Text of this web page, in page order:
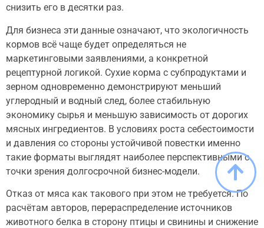
снизить его в десятки раз.
Для бизнеса эти данные означают, что экологичность
кормов всё чаще будет определяться не
маркетинговыми заявлениями, а конкретной
рецептурной логикой. Сухие корма с субпродуктами и
зерном одновременно демонстрируют меньший
углеродный и водный след, более стабильную
экономику сырья и меньшую зависимость от дорогих
мясных ингредиентов. В условиях роста себестоимости
и давления со стороны устойчивой повестки именно
такие форматы выглядят наиболее перспективными с
точки зрения долгосрочной бизнес-модели.
Отказ от мяса как такового при этом не требуется. По
расчётам авторов, перераспределение источников
животного белка в сторону птицы и свинины и снижение